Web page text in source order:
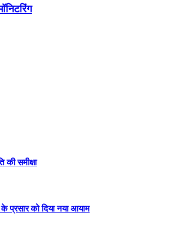
की समीक्षा
प्रसार को दिया नया आयाम